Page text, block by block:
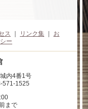
ス リンク集
お
ー
内4番1号
571-1525
まで